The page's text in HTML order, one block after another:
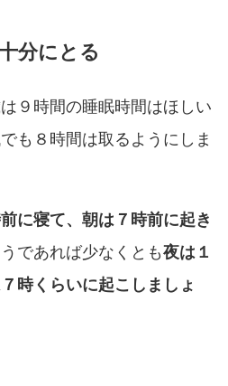
分にとる
９時間の睡眠時間はほしい
も８時間は取るようにしま
に寝て、朝は７時前に起き
であれば少なくとも夜は１
時くらいに起こしましょ